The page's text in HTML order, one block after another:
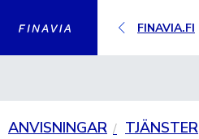
FINAVIA.FI
ANVISNINGAR
TJÄNSTER